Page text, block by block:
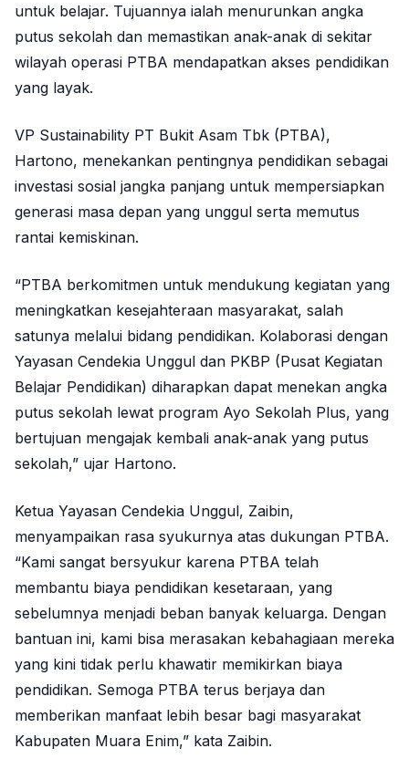
untuk belajar. Tujuannya ialah menurunkan angka
putus sekolah dan memastikan anak-anak di sekitar
wilayah operasi PTBA mendapatkan akses pendidikan
yang layak.
VP Sustainability PT Bukit Asam Tbk (PTBA),
Hartono, menekankan pentingnya pendidikan sebagai
investasi sosial jangka panjang untuk mempersiapkan
generasi masa depan yang unggul serta memutus
rantai kemiskinan.
“PTBA berkomitmen untuk mendukung kegiatan yang
meningkatkan kesejahteraan masyarakat, salah
satunya melalui bidang pendidikan. Kolaborasi dengan
Yayasan Cendekia Unggul dan PKBP (Pusat Kegiatan
Belajar Pendidikan) diharapkan dapat menekan angka
putus sekolah lewat program Ayo Sekolah Plus, yang
bertujuan mengajak kembali anak-anak yang putus
sekolah,” ujar Hartono.
Ketua Yayasan Cendekia Unggul, Zaibin,
menyampaikan rasa syukurnya atas dukungan PTBA.
“Kami sangat bersyukur karena PTBA telah
membantu biaya pendidikan kesetaraan, yang
sebelumnya menjadi beban banyak keluarga. Dengan
bantuan ini, kami bisa merasakan kebahagiaan mereka
yang kini tidak perlu khawatir memikirkan biaya
pendidikan. Semoga PTBA terus berjaya dan
memberikan manfaat lebih besar bagi masyarakat
Kabupaten Muara Enim,” kata Zaibin.